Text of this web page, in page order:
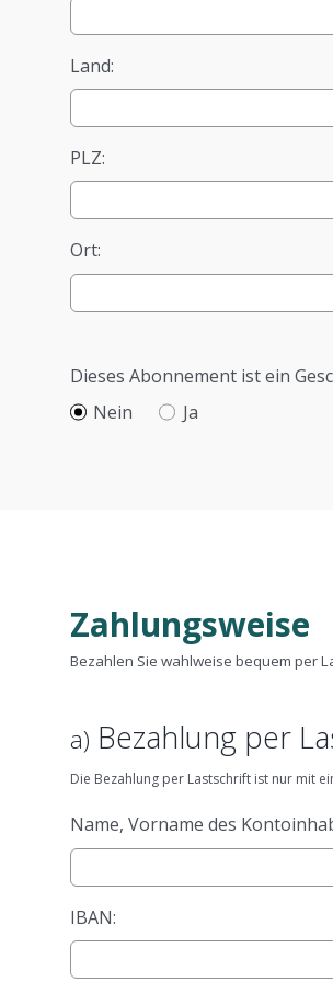
Land:
PLZ:
Ort:
Dieses Abonnement ist ein
Nein
Ja
Zahlungsweise
Bezahlen Sie wahlweise bequem per
a) Bezahlung per
Die Bezahlung per Lastschrift ist nur mit
Name, Vorname des
IBAN: